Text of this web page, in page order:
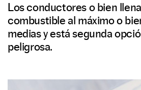
Los conductores o bien
combustible al máximo o
medias y está segunda
peligrosa.